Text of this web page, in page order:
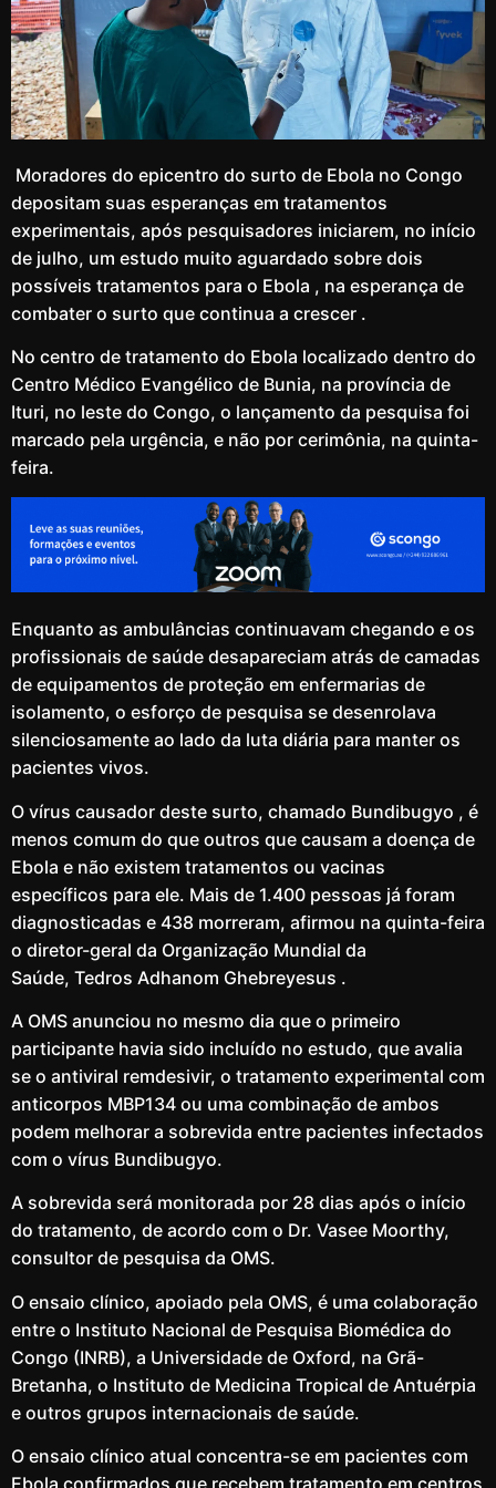
Moradores do epicentro do surto de Ebola no Congo
depositam suas esperanças em tratamentos
experimentais, após pesquisadores iniciarem, no início
de julho, um estudo muito aguardado sobre dois
possíveis tratamentos para o Ebola , na esperança de
combater o surto que continua a crescer .
No centro de tratamento do Ebola localizado dentro do
Centro Médico Evangélico de Bunia, na província de
Ituri, no leste do Congo, o lançamento da pesquisa foi
marcado pela urgência, e não por cerimônia, na quinta-
feira.
Enquanto as ambulâncias continuavam chegando e os
profissionais de saúde desapareciam atrás de camadas
de equipamentos de proteção em enfermarias de
isolamento, o esforço de pesquisa se desenrolava
silenciosamente ao lado da luta diária para manter os
pacientes vivos.
O vírus causador deste surto, chamado Bundibugyo , é
menos comum do que outros que causam a doença de
Ebola e não existem tratamentos ou vacinas
específicos para ele. Mais de 1.400 pessoas já foram
diagnosticadas e 438 morreram, afirmou na quinta-feira
o diretor-geral da Organização Mundial da
Saúde, Tedros Adhanom Ghebreyesus .
A OMS anunciou no mesmo dia que o primeiro
participante havia sido incluído no estudo, que avalia
se o antiviral remdesivir, o tratamento experimental com
anticorpos MBP134 ou uma combinação de ambos
podem melhorar a sobrevida entre pacientes infectados
com o vírus Bundibugyo.
A sobrevida será monitorada por 28 dias após o início
do tratamento, de acordo com o Dr. Vasee Moorthy,
consultor de pesquisa da OMS.
O ensaio clínico, apoiado pela OMS, é uma colaboração
entre o Instituto Nacional de Pesquisa Biomédica do
Congo (INRB), a Universidade de Oxford, na Grã-
Bretanha, o Instituto de Medicina Tropical de Antuérpia
e outros grupos internacionais de saúde.
O ensaio clínico atual concentra-se em pacientes com